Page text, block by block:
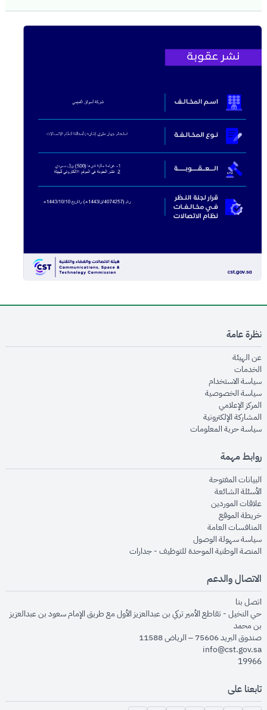
نظرة عامة
عن الهيئةopens in new window
الخدماتopens in new window
سياسة الاستخدام
سياسة الخصوصيةopens in new window
المركز الإعلاميopens in new window
المشاركة الإلكترونيةopens in new window
سياسة حرية المعلوماتopens in new window
روابط مهمة
البيانات المفتوحةopens in new window
الأسئلة الشائعةopens in new window
علاقات الموردينopens in new window
خريطة الموقعopens in new window
المنافسات العامةopens in new window
سياسة سهولة الوصولopens in new window
المنصة الوطنية الموحدة للتوظيف - جداراتopens in new window
الاتصال والدعم
اتصل بنا
حي النخيل - تقاطع الأمير تركي بن عبدالعزيز الأول مع طريق الإمام سعود بن عبدالعزيز
بن محمد
صندوق البريد 75606 – الرياض 11588
info@cst.gov.sa
19966
تابعنا على